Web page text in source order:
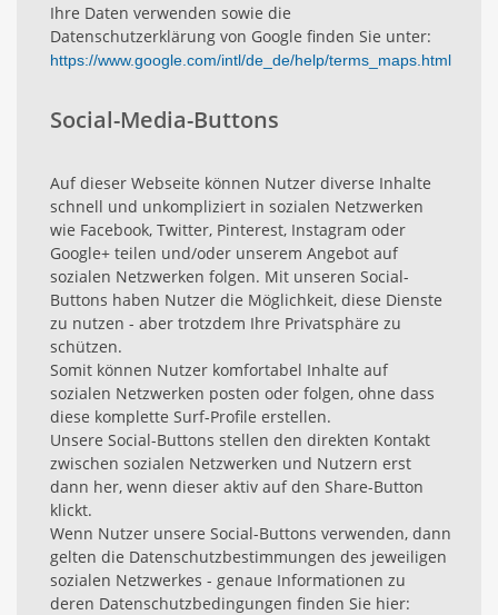
Ihre Daten verwenden sowie die
Datenschutzerklärung von Google finden Sie unter:
https://www.google.com/intl/de_de/help/terms_maps.html
Social-Media-Buttons
Auf dieser Webseite können Nutzer diverse Inhalte
schnell und unkompliziert in sozialen Netzwerken
wie Facebook, Twitter, Pinterest, Instagram oder
Google+ teilen und/oder unserem Angebot auf
sozialen Netzwerken folgen. Mit unseren Social-
Buttons haben Nutzer die Möglichkeit, diese Dienste
zu nutzen - aber trotzdem Ihre Privatsphäre zu
schützen.
Somit können Nutzer komfortabel Inhalte auf
sozialen Netzwerken posten oder folgen, ohne dass
diese komplette Surf-Profile erstellen.
Unsere Social-Buttons stellen den direkten Kontakt
zwischen sozialen Netzwerken und Nutzern erst
dann her, wenn dieser aktiv auf den Share-Button
klickt.
Wenn Nutzer unsere Social-Buttons verwenden, dann
gelten die Datenschutzbestimmungen des jeweiligen
sozialen Netzwerkes - genaue Informationen zu
deren Datenschutzbedingungen finden Sie hier: